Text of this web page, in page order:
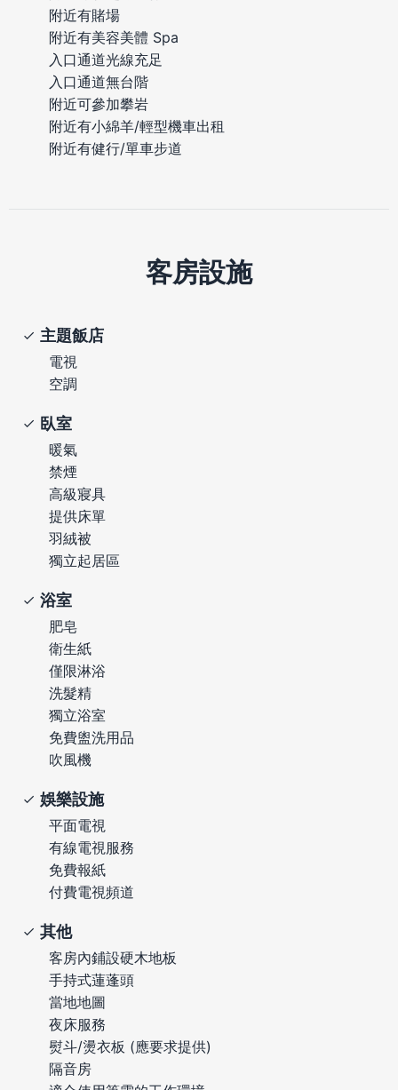
附近有賭場
附近有美容美體 Spa
入口通道光線充足
入口通道無台階
附近可參加攀岩
附近有小綿羊/輕型機車出租
附近有健行/單車步道
客房設施
主題飯店
電視
空調
臥室
暖氣
禁煙
高級寢具
提供床單
羽絨被
獨立起居區
浴室
肥皂
衛生紙
僅限淋浴
洗髮精
獨立浴室
免費盥洗用品
吹風機
娛樂設施
平面電視
有線電視服務
免費報紙
付費電視頻道
其他
客房內鋪設硬木地板
手持式蓮蓬頭
當地地圖
夜床服務
熨斗/燙衣板 (應要求提供)
隔音房